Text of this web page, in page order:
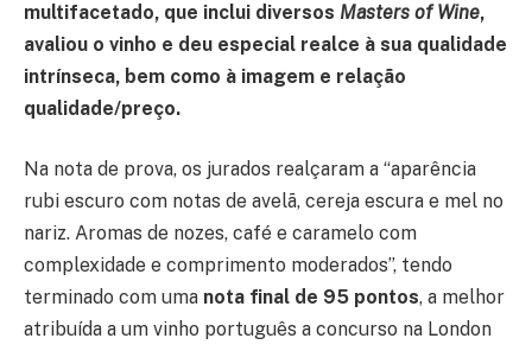
multifacetado, que inclui diversos Masters of Wine,
avaliou o vinho e deu especial realce à sua qualidade
intrínseca, bem como à imagem e relação
qualidade/preço.
Na nota de prova, os jurados realçaram a “aparência
rubi escuro com notas de avelã, cereja escura e mel no
nariz. Aromas de nozes, café e caramelo com
complexidade e comprimento moderados”, tendo
terminado com uma nota final de 95 pontos, a melhor
atribuída a um vinho português a concurso na London